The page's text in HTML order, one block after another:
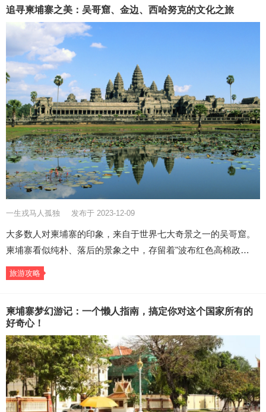
追寻柬埔寨之美：吴哥窟、金边、西哈努克的文化之旅
一生戎马人孤独 发布于 2023-12-09
大多数人对柬埔寨的印象，来自于世界七大奇景之一的吴哥窟。
柬埔寨看似纯朴、落后的景象之中，存留着"波布红色高棉政…
旅游攻略
柬埔寨梦幻游记：一个懒人指南，搞定你对这个国家所有的
好奇心！